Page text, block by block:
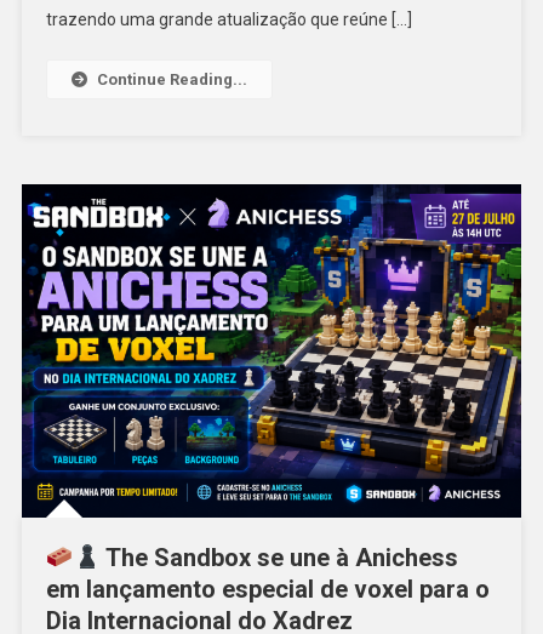
trazendo uma grande atualização que reúne […]
Continue Reading...
The Sandbox se une à Anichess
em lançamento especial de voxel para o
Dia Internacional do Xadrez